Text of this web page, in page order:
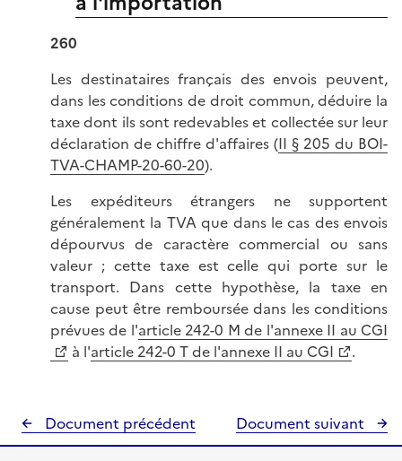
260
Les destinataires français des envois peuvent,
dans les conditions de droit commun, déduire la
taxe dont ils sont redevables et collectée sur leur
déclaration de chiffre d'affaires (II § 205 du BOI-
TVA-CHAMP-20-60-20).
Les expéditeurs étrangers ne supportent
généralement la TVA que dans le cas des envois
dépourvus de caractère commercial ou sans
valeur ; cette taxe est celle qui porte sur le
transport. Dans cette hypothèse, la taxe en
cause peut être remboursée dans les conditions
prévues de l'article 242-0 M de l'annexe II au CGI
à l'article 242-0 T de l'annexe II au CGI .
Document précédent Document suivant